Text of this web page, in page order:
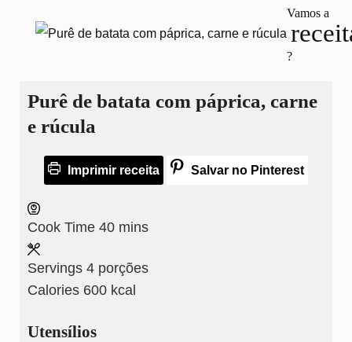
Vamos a
?
Purê de batata com páprica, carne
e rúcula
Imprimir receita Salvar no Pinterest
Cook Time 40minutes
mins
Servings 4 porções
Calories 600 kcal
Utensílios